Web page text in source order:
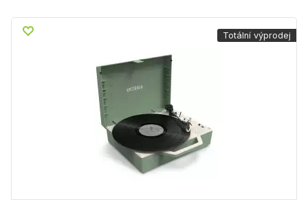
Totální výprodej